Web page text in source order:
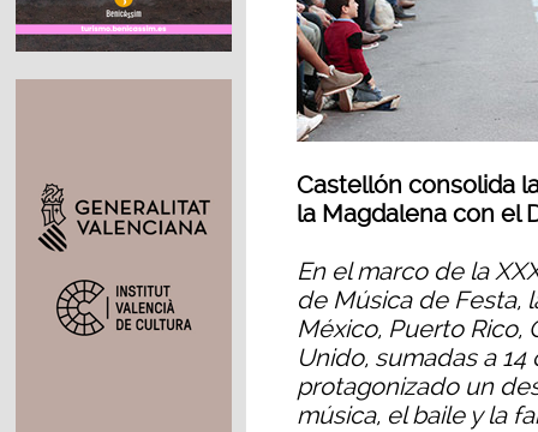
Castellón consolida
la Magdalena con el
En el marco de la
de Música de Festa,
México, Puerto Rico,
Unido, sumadas a
protagonizado un
música, el baile y la